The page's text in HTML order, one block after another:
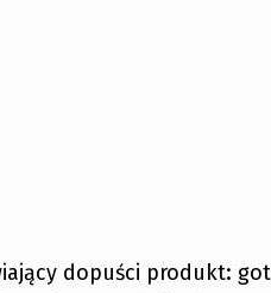
dopuści produkt: